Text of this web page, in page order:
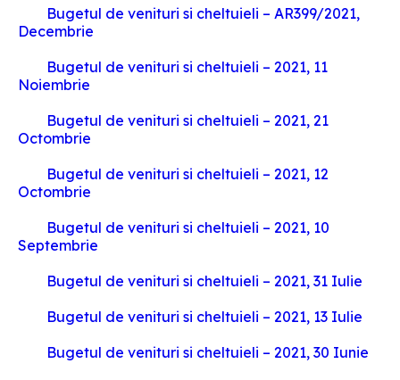
Bugetul de venituri si cheltuieli – AR399/2021,
Decembrie
Bugetul de venituri si cheltuieli – 2021, 11
Noiembrie
Bugetul de venituri si cheltuieli – 2021, 21
Octombrie
Bugetul de venituri si cheltuieli – 2021, 12
Octombrie
Bugetul de venituri si cheltuieli – 2021, 10
Septembrie
Bugetul de venituri si cheltuieli – 2021, 31 Iulie
Bugetul de venituri si cheltuieli – 2021, 13 Iulie
Bugetul de venituri si cheltuieli – 2021, 30 Iunie